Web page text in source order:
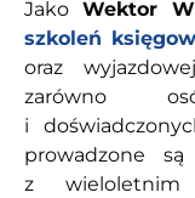
Jako Wektor
szkoleń
oraz
zarówno
i
prowadzone
z wieloletnim